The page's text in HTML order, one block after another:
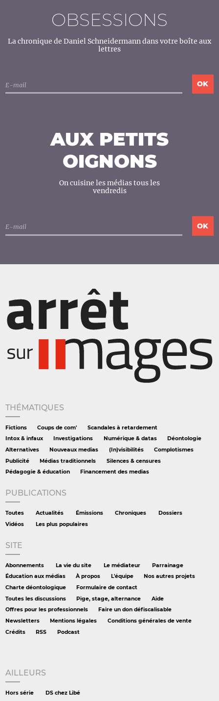
OBSESSIONS
La chronique de Daniel Schneidermann dans votre boîte aux
lettres
AUX PETITS
OIGNONS
On cuisine les médias tous les
vendredis
THÉMATIQUES
Fictions Coups de com'
Scandales à retardement
Intox & infaux
Investigations Numérique & datas
Déontologie
Alternatives
Nouveaux medias (In)visibilités
Complotismes
Publicité
Médias traditionnels
Silences & censures
Pédagogie & éducation
Financement des medias
PUBLICATIONS
Toutes Actualités Émissions Chroniques
Dossiers
Vidéos
Les plus populaires
SITE
Abonnements La vie du site Le médiateur
Parrainage
Éducation aux médias
À propos L'équipe
Nos autres projets
Charte déontologique
Formulaire de contact
Toutes les discussions
Pige, stage, alternance
Aide
Offres pour les professionnels
Faire un don défiscalisable
Newsletters
Mentions légales
Conditions générales de vente
Crédits
RSS Podcast
AILLEURS
Hors série DS chez Libé